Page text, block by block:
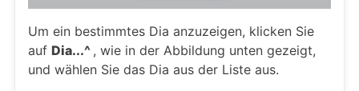
Um ein bestimmtes Dia anzuzeigen, klicken Sie
auf Dia...^ , wie in der Abbildung unten gezeigt,
und wählen Sie das Dia aus der Liste aus.